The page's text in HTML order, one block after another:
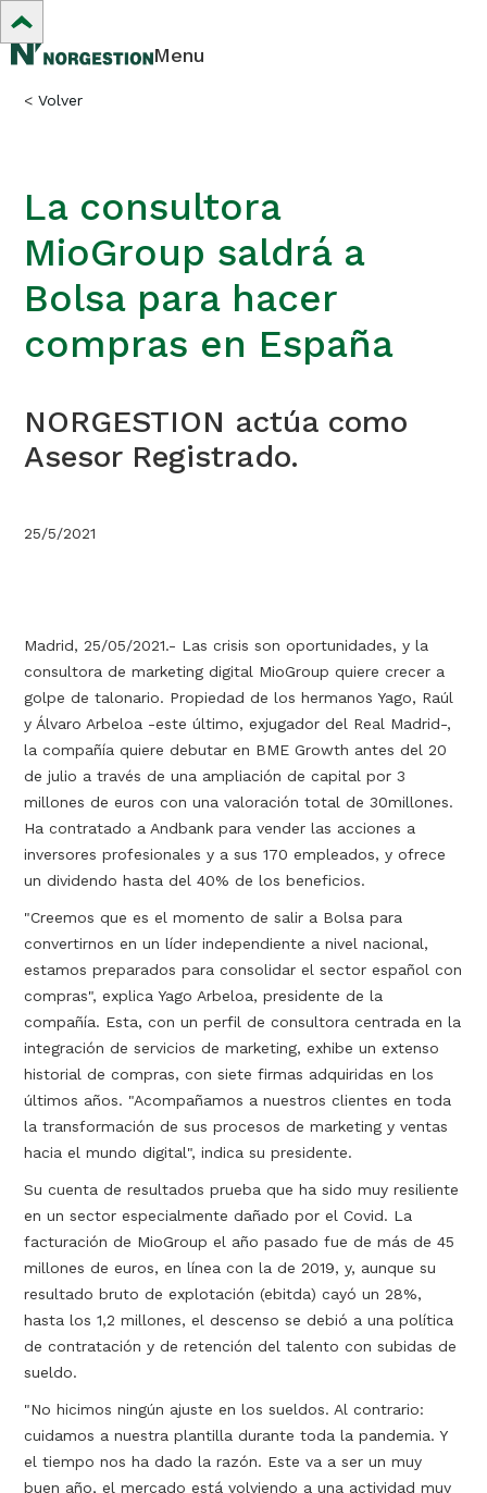
Menu
< Volver
La consultora
MioGroup saldrá a
Bolsa para hacer
compras en España
NORGESTION actúa como
Asesor Registrado.
25/5/2021
Madrid, 25/05/2021.- Las crisis son oportunidades, y la
consultora de marketing digital MioGroup quiere crecer a
golpe de talonario. Propiedad de los hermanos Yago, Raúl
y Álvaro Arbeloa -este último, exjugador del Real Madrid-,
la compañía quiere debutar en BME Growth antes del 20
de julio a través de una ampliación de capital por 3
millones de euros con una valoración total de 30millones.
Ha contratado a Andbank para vender las acciones a
inversores profesionales y a sus 170 empleados, y ofrece
un dividendo hasta del 40% de los beneficios.
"Creemos que es el momento de salir a Bolsa para
convertirnos en un líder independiente a nivel nacional,
estamos preparados para consolidar el sector español con
compras", explica Yago Arbeloa, presidente de la
compañía. Esta, con un perfil de consultora centrada en la
integración de servicios de marketing, exhibe un extenso
historial de compras, con siete firmas adquiridas en los
últimos años. "Acompañamos a nuestros clientes en toda
la transformación de sus procesos de marketing y ventas
hacia el mundo digital", indica su presidente.
Su cuenta de resultados prueba que ha sido muy resiliente
en un sector especialmente dañado por el Covid. La
facturación de MioGroup el año pasado fue de más de 45
millones de euros, en línea con la de 2019, y, aunque su
resultado bruto de explotación (ebitda) cayó un 28%,
hasta los 1,2 millones, el descenso se debió a una política
de contratación y de retención del talento con subidas de
sueldo.
"No hicimos ningún ajuste en los sueldos. Al contrario:
cuidamos a nuestra plantilla durante toda la pandemia. Y
el tiempo nos ha dado la razón. Este va a ser un muy
buen año, el mercado está volviendo a una actividad muy